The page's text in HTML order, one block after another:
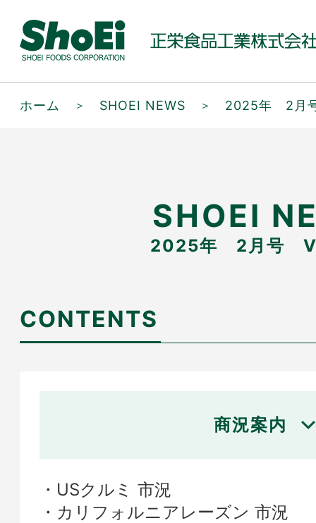
ホーム ＞ SHOEI NEWS ＞ 2025年 2月
SHOEI
2025年 2月号
CONTENTS
商況案内
USクルミ 市況
カリフォルニアレーズン 市況